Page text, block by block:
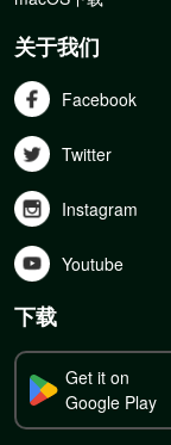
关于我们
Facebook
Twitter
Instagram
Youtube
下载
Get it on
Google Play